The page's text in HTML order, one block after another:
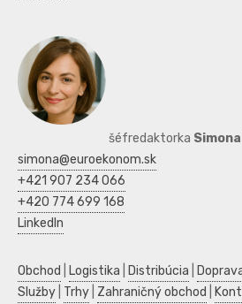
šéfredaktorka
simona@euroekonom.sk
+421 907 234 066
+420 774 699 168
LinkedIn
Obchod Logistika Distribúcia
Služby Trhy Zahraničný obchod